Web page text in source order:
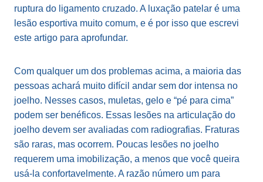
ruptura do ligamento cruzado. A luxação patelar é uma
lesão esportiva muito comum, e é por isso que escrevi
este artigo para aprofundar.
Com qualquer um dos problemas acima, a maioria das
pessoas achará muito difícil andar sem dor intensa no
joelho. Nesses casos, muletas, gelo e “pé para cima”
podem ser benéficos. Essas lesões na articulação do
joelho devem ser avaliadas com radiografias. Fraturas
são raras, mas ocorrem. Poucas lesões no joelho
requerem uma imobilização, a menos que você queira
usá-la confortavelmente. A razão número um para